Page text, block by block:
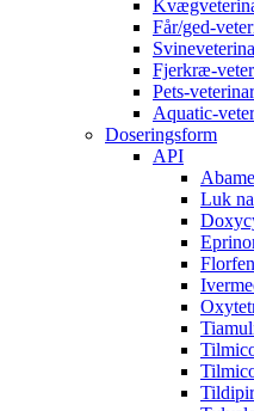
Får/ged-
Fjerkræ-
Pets-
Aquatic-
Doseringsform
API
Luk